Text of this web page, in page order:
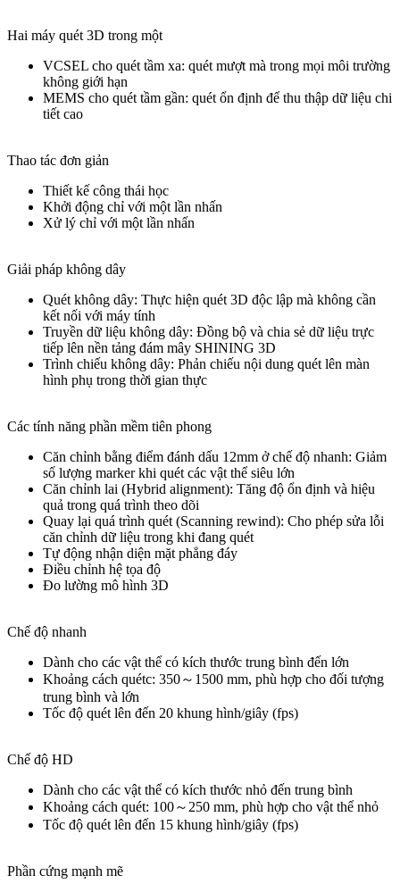
Hai máy quét 3D trong một
VCSEL cho quét tầm xa: quét mượt mà trong mọi môi trường
không giới hạn
MEMS cho quét tầm gần: quét ổn định để thu thập dữ liệu chi
tiết cao
Thao tác đơn giản
Thiết kế công thái học
Khởi động chỉ với một lần nhấn
Xử lý chỉ với một lần nhấn
Giải pháp không dây
Quét không dây: Thực hiện quét 3D độc lập mà không cần
kết nối với máy tính
Truyền dữ liệu không dây: Đồng bộ và chia sẻ dữ liệu trực
tiếp lên nền tảng đám mây SHINING 3D
Trình chiếu không dây: Phản chiếu nội dung quét lên màn
hình phụ trong thời gian thực
Các tính năng phần mềm tiên phong
Căn chỉnh bằng điểm đánh dấu 12mm ở chế độ nhanh: Giảm
số lượng marker khi quét các vật thể siêu lớn
Căn chỉnh lai (Hybrid alignment): Tăng độ ổn định và hiệu
quả trong quá trình theo dõi
Quay lại quá trình quét (Scanning rewind): Cho phép sửa lỗi
căn chỉnh dữ liệu trong khi đang quét
Tự động nhận diện mặt phẳng đáy
Điều chỉnh hệ tọa độ
Đo lường mô hình 3D
Chế độ nhanh
Dành cho các vật thể có kích thước trung bình đến lớn
Khoảng cách quétc: 350～1500 mm, phù hợp cho đối tượng
trung bình và lớn
Tốc độ quét lên đến 20 khung hình/giây (fps)
Chế độ HD
Dành cho các vật thể có kích thước nhỏ đến trung bình
Khoảng cách quét: 100～250 mm, phù hợp cho vật thể nhỏ
Tốc độ quét lên đến 15 khung hình/giây (fps)
Phần cứng mạnh mẽ